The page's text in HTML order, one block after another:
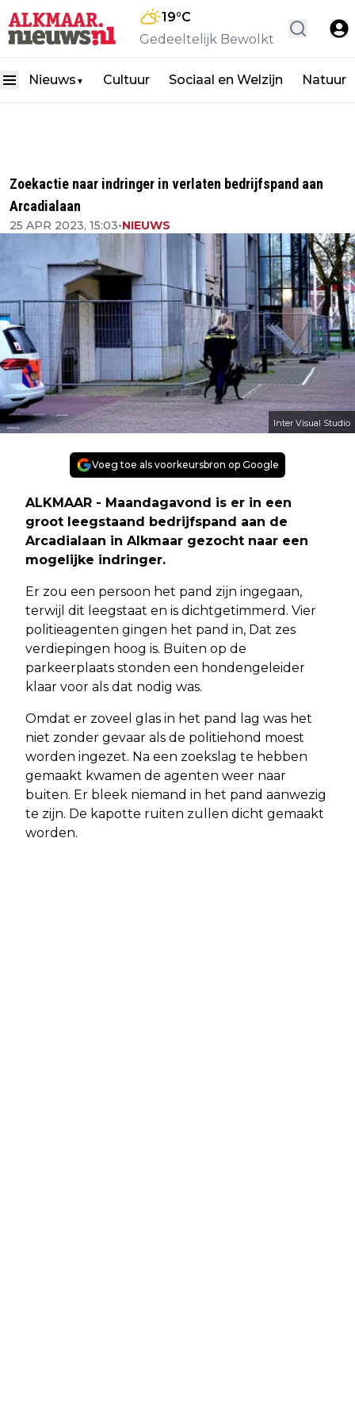
19°C
Gedeeltelijk Bewolkt
Nieuws ▼ Cultuur Sociaal en Welzijn Natuur
Zoekactie naar indringer in verlaten bedrijfspand aan
Arcadialaan
25 APR 2023, 15:03•NIEUWS
Inter Visual Studio
Voeg toe als voorkeursbron op Google
ALKMAAR - Maandagavond is er in een
groot leegstaand bedrijfspand aan de
Arcadialaan in Alkmaar gezocht naar een
mogelijke indringer.
Er zou een persoon het pand zijn ingegaan,
terwijl dit leegstaat en is dichtgetimmerd. Vier
politieagenten gingen het pand in, Dat zes
verdiepingen hoog is. Buiten op de
parkeerplaats stonden een hondengeleider
klaar voor als dat nodig was.
Omdat er zoveel glas in het pand lag was het
niet zonder gevaar als de politiehond moest
worden ingezet. Na een zoekslag te hebben
gemaakt kwamen de agenten weer naar
buiten. Er bleek niemand in het pand aanwezig
te zijn. De kapotte ruiten zullen dicht gemaakt
worden.